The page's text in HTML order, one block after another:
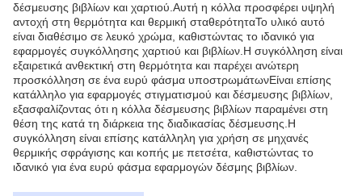
δέσμευσης βιβλίων και χαρτιού.Αυτή η κόλλα προσφέρει υψηλή
αντοχή στη θερμότητα και θερμική σταθερότηταΤο υλικό αυτό
είναι διαθέσιμο σε λευκό χρώμα, καθιστώντας το ιδανικό για
εφαρμογές συγκόλλησης χαρτιού και βιβλίων.Η συγκόλληση είναι
εξαιρετικά ανθεκτική στη θερμότητα και παρέχει ανώτερη
προσκόλληση σε ένα ευρύ φάσμα υποστρωμάτωνΕίναι επίσης
κατάλληλο για εφαρμογές στιγματισμού και δέσμευσης βιβλίων,
εξασφαλίζοντας ότι η κόλλα δέσμευσης βιβλίων παραμένει στη
θέση της κατά τη διάρκεια της διαδικασίας δέσμευσης.Η
συγκόλληση είναι επίσης κατάλληλη για χρήση σε μηχανές
θερμικής σφράγισης και κοπής με πετσέτα, καθιστώντας το
ιδανικό για ένα ευρύ φάσμα εφαρμογών δέσμης βιβλίων.